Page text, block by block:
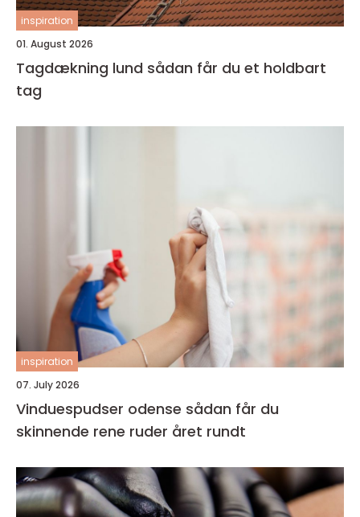
inspiration
01. August 2026
Tagdækning lund sådan får du et holdbart
tag
inspiration
07. July 2026
Vinduespudser odense sådan får du
skinnende rene ruder året rundt